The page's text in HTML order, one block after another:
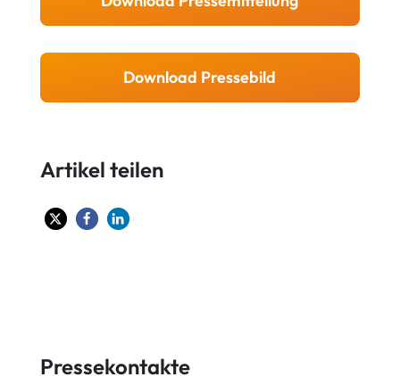
Download Pressebild
Artikel teilen
Pressekontakte